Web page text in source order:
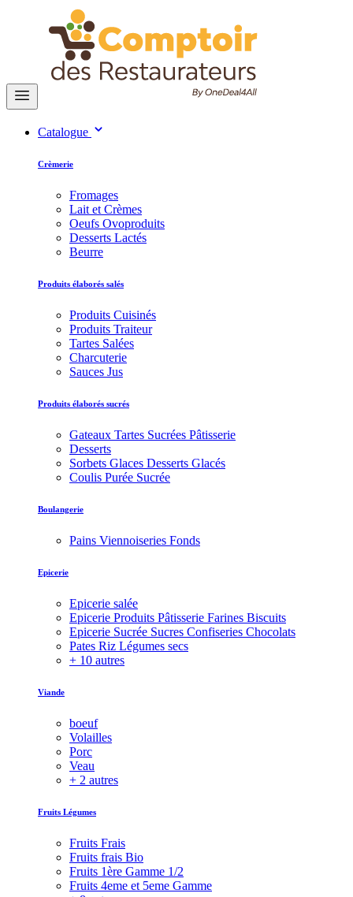
Catalogue
Crèmerie
Fromages
Lait et Crèmes
Oeufs Ovoproduits
Desserts Lactés
Beurre
Produits élaborés salés
Produits Cuisinés
Produits Traiteur
Tartes Salées
Charcuterie
Sauces Jus
Produits élaborés sucrés
Gateaux Tartes Sucrées Pâtisserie
Desserts
Sorbets Glaces Desserts Glacés
Coulis Purée Sucrée
Boulangerie
Pains Viennoiseries Fonds
Epicerie
Epicerie salée
Epicerie Produits Pâtisserie Farines Biscuits
Epicerie Sucrée Sucres Confiseries Chocolats
Pates Riz Légumes secs
+ 10 autres
Viande
boeuf
Volailles
Porc
Veau
+ 2 autres
Fruits Légumes
Fruits Frais
Fruits frais Bio
Fruits 1ère Gamme 1/2
Fruits 4eme et 5eme Gamme